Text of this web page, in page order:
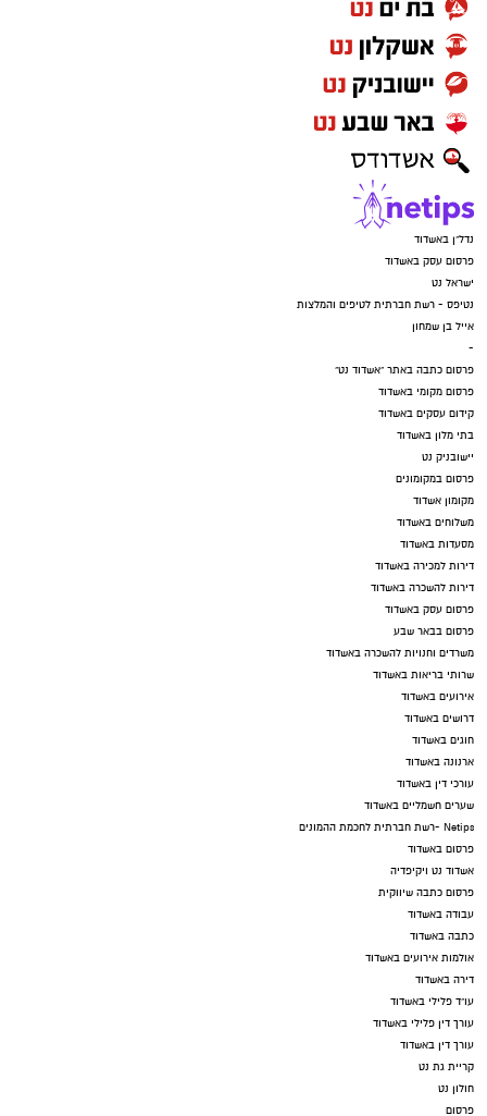
נדל"ן באשדוד
פרסום עסק באשדוד
ישראל נט
נטיפס - רשת חברתית לטיפים והמלצות
אייל בן שמחון
-
פרסום כתבה באתר "אשדוד נט"
פרסום מקומי באשדוד
קידום עסקים באשדוד
בתי מלון באשדוד
יישובניק נט
פרסום במקומונים
מקומון אשדוד
משלוחים באשדוד
מסעדות באשדוד
דירות למכירה באשדוד
דירות להשכרה באשדוד
פרסום עסק באשדוד
פרסום בבאר שבע
משרדים וחנויות להשכרה באשדוד
שרותי בריאות באשדוד
אירועים באשדוד
דרושים באשדוד
חוגים באשדוד
ארנונה באשדוד
עורכי דין באשדוד
שערים חשמליים באשדוד
Netips -רשת חברתית לחכמת ההמונים
פרסום באשדוד
אשדוד נט ויקיפדיה
פרסום כתבה שיווקית
עבודה באשדוד
כתבה באשדוד
אולמות אירועים באשדוד
דירה באשדוד
עו"ד פלילי באשדוד
עורך דין פלילי באשדוד
עורך דין באשדוד
קריית גת נט
חולון נט
פרסום